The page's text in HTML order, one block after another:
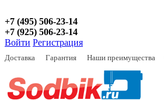
+7 (495) 506-23-14
+7 (925) 506-23-14
Войти Регистрация
Доставка Гарантия Наши преимущества